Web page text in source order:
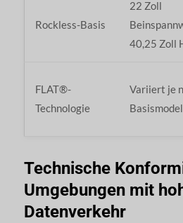
Rockless-Basis
22 Zoll
40,25 Zoll
FLAT®-
Technologie
Variiert je
Technische
Umgebungen mit
Datenverkehr